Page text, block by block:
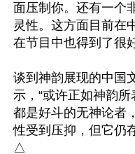
面压制你。还有一个
灵性。这方面目前在
在节目中也得到了很
谈到神韵展现的中国
示，“或许正如神韵
都是好斗的无神论者
性受到压抑，但它仍